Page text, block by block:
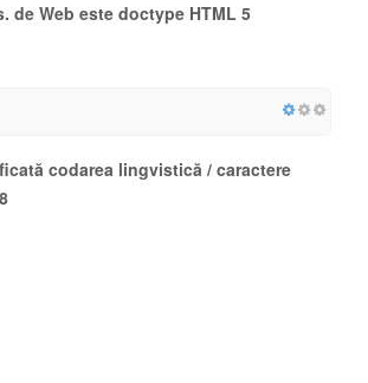
de Web este doctype HTML 5
codarea lingvistică / caractere